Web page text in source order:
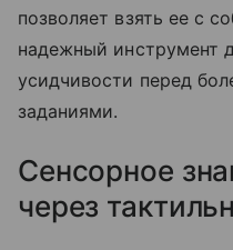
позволяет взять ее с
надежный инструмент
усидчивости перед
заданиями.
Сенсорное
через